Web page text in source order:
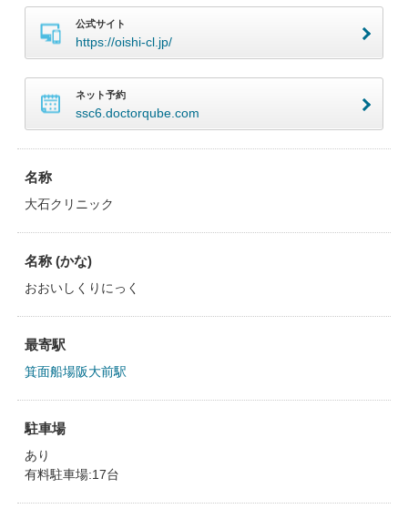
公式サイト
https://oishi-cl.jp/
ネット予約
ssc6.doctorqube.com
名称
大石クリニック
名称 (かな)
おおいしくりにっく
最寄駅
箕面船場阪大前駅
駐車場
あり
有料駐車場:17台